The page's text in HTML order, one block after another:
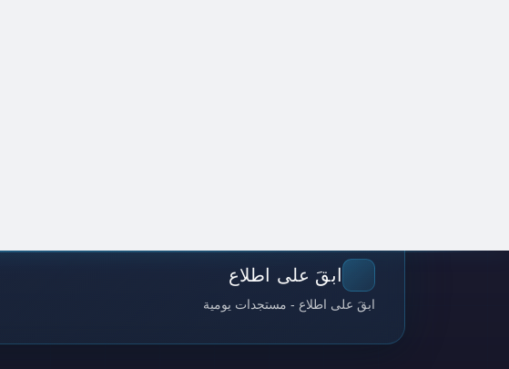
ابقَ على اطلاع
ابقَ على اطلاع - مستجدات يومية